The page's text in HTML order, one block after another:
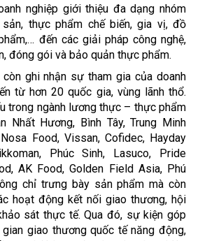
nghiệp giới thiệu đa dạng nhóm
thực phẩm chế biến, gia vị, đồ
đến các giải pháp công nghệ,
đóng gói và bảo quản thực phẩm.
ghi nhận sự tham gia của doanh
từ hơn 20 quốc gia, vùng lãnh thổ.
trong ngành lương thực – thực phẩm
Nhất Hương, Bình Tây, Trung Minh
Food, Vissan, Cofidec, Hayday
Phúc Sinh, Lasuco, Pride
AK Food, Golden Field Asia, Phú
chỉ trưng bày sản phẩm mà còn
hoạt động kết nối giao thương, hội
sát thực tế. Qua đó, sự kiện góp
giao thương quốc tế năng động,